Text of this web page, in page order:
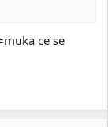
ce se